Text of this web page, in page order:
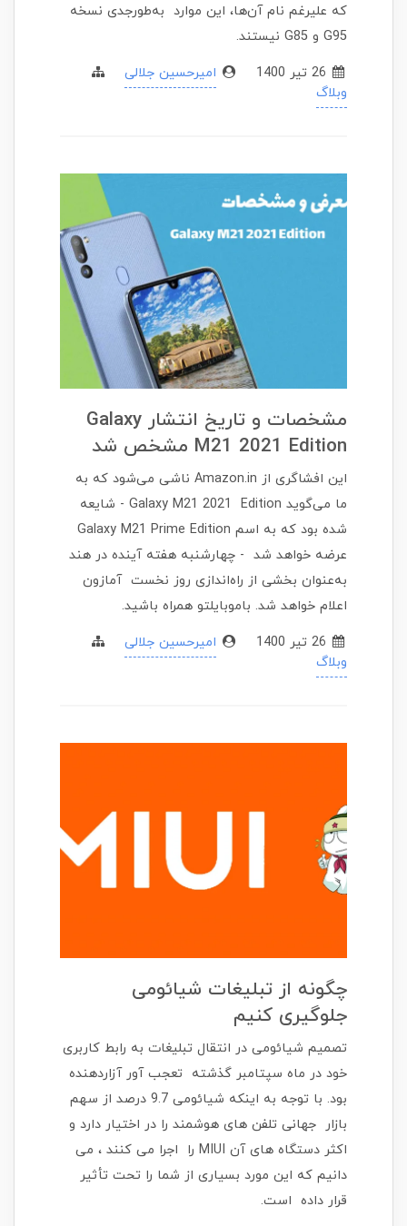
که علیرغم نام آن‌ها، این موارد به‌طورجدی نسخه
G95 و G85 نیستند.
امیرحسین جلالی
وبلاگ
مشخصات و تاریخ انتشار Galaxy
M21 2021 Edition مشخص شد
این افشاگری از Amazon.in ناشی می‌شود که به
ما می‌گوید Galaxy M21 2021 Edition - شایعه
شده بود که به اسم Galaxy M21 Prime Edition
عرضه خواهد شد - چهارشنبه هفته آینده در هند
به‌عنوان بخشی از راه‌اندازی روز نخست آمازون
اعلام خواهد شد. باموبایلتو همراه باشید.
امیرحسین جلالی
وبلاگ
چگونه از تبلیغات شیائومی
جلوگیری کنیم
تصمیم شیائومی در انتقال تبلیغات به رابط کاربری
خود در ماه سپتامبر گذشته تعجب آور آزاردهنده
بود. با توجه به اینکه شیائومی 9.7 درصد از سهم
بازار جهانی تلفن های هوشمند را در اختیار دارد و
اکثر دستگاه های آن MIUI را اجرا می کنند ، می
دانیم که این مورد بسیاری از شما را تحت تأثیر
قرار داده است.